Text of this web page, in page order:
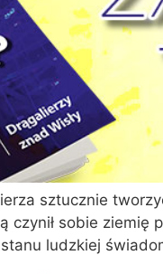
sztucznie
sobie ziemię
ludzkiej